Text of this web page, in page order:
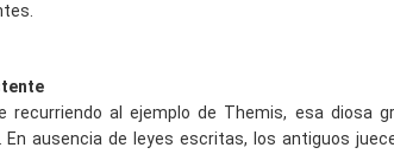
recurriendo al ejemplo de Themis, esa diosa
En ausencia de leyes escritas, los antiguos